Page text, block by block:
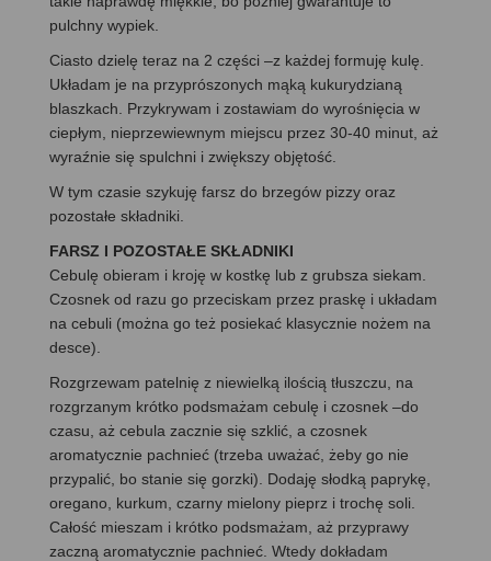
pulchny wypiek.
Ciasto dzielę teraz na 2 części –z każdej formuję kulę.
Układam je na przyprószonych mąką kukurydzianą
blaszkach. Przykrywam i zostawiam do wyrośnięcia w
ciepłym, nieprzewiewnym miejscu przez 30-40 minut, aż
wyraźnie się spulchni i zwiększy objętość.
W tym czasie szykuję farsz do brzegów pizzy oraz
pozostałe składniki.
FARSZ I POZOSTAŁE SKŁADNIKI
Cebulę obieram i kroję w kostkę lub z grubsza siekam.
Czosnek od razu go przeciskam przez praskę i układam
na cebuli (można go też posiekać klasycznie nożem na
desce).
Rozgrzewam patelnię z niewielką ilością tłuszczu, na
rozgrzanym krótko podsmażam cebulę i czosnek –do
czasu, aż cebula zacznie się szklić, a czosnek
aromatycznie pachnieć (trzeba uważać, żeby go nie
przypalić, bo stanie się gorzki). Dodaję słodką paprykę,
oregano, kurkum, czarny mielony pieprz i trochę soli.
Całość mieszam i krótko podsmażam, aż przyprawy
zaczną aromatycznie pachnieć. Wtedy dokładam